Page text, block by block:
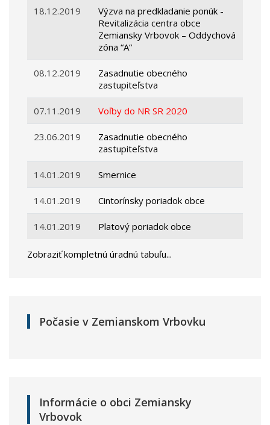
18.12.2019
Výzva na predkladanie ponúk -
Revitalizácia centra obce
Zemiansky Vrbovok – Oddychová
zóna “A“
08.12.2019
Zasadnutie obecného
zastupiteľstva
07.11.2019 Voľby do NR SR 2020
23.06.2019
Zasadnutie obecného
zastupiteľstva
14.01.2019 Smernice
14.01.2019 Cintorínsky poriadok obce
14.01.2019 Platový poriadok obce
Zobraziť kompletnú úradnú tabuľu...
Počasie v Zemianskom Vrbovku
Informácie o obci Zemiansky
Vrbovok